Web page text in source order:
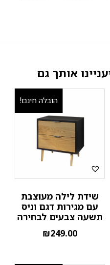
אותך גם
הובלה חינם!
שידת לילה מעוצבת
עם מגירות דגם וניס
תשעה צבעים לבחירה
₪249.00